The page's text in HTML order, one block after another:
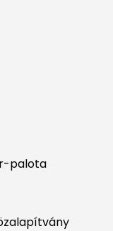
palota